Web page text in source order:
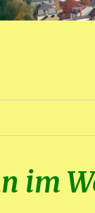
im